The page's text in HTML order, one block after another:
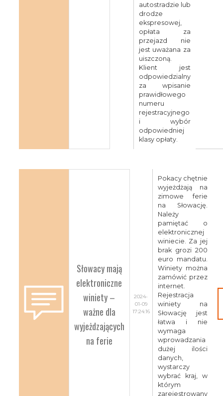
autostradzie lub
drodze
ekspresowej,
opłata za
przejazd nie
jest uważana za
uiszczoną.
Klient jest
odpowiedzialny
za wpisanie
prawidłowego
numeru
rejestracyjnego
i wybór
odpowiedniej
klasy opłaty.
Słowacy mają
elektroniczne
winiety –
ważne dla
wyjeżdzających
na ferie
2024-
01-09
17:24:16
Pokacy chętnie
wyjeżdżają na
zimowe ferie
na Słowację.
Należy
pamiętać o
elektronicznej
winiecie. Za jej
brak grozi 200
euro mandatu.
Winiety można
zamówić przez
internet.
Rejestracja
winiety na
Słowację jest
łatwa i nie
wymaga
wprowadzania
dużej ilości
danych,
wystarczy
wybrać kraj, w
którym
zarejestrowany